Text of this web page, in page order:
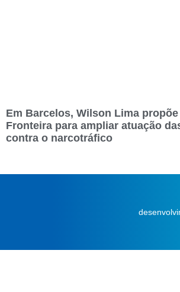
Em Barcelos, Wilson Lima
Fronteira para ampliar atuação
contra o narcotráfico